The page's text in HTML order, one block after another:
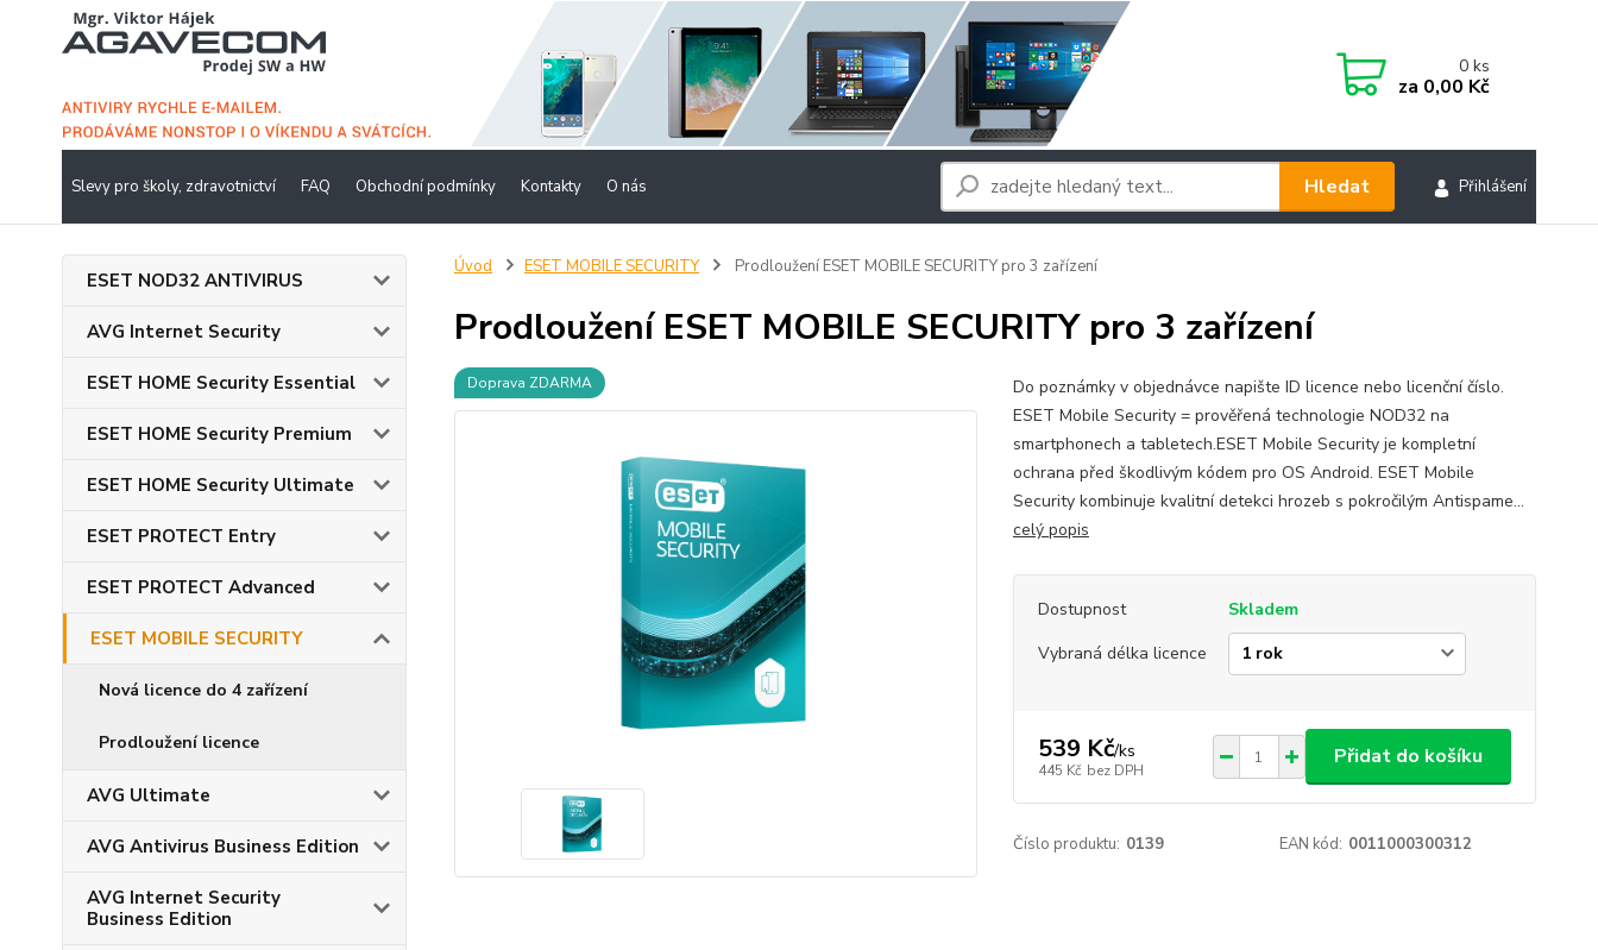
Slevy pro školy, zdravotnictví FAQ Obchodní podmínky Kontakty O nás Přihlášení
Hledat
0ks
za 0,00 Kč
ESET NOD32 ANTIVIRUS
AVG Internet Security
ESET HOME Security Essential
ESET HOME Security Premium
ESET HOME Security Ultimate
ESET PROTECT Entry
ESET PROTECT Advanced
ESET MOBILE SECURITY
Nová licence do 4 zařízení
Prodloužení licence
AVG Ultimate
AVG Antivirus Business Edition
AVG Internet Security
Business Edition
Úvod ESET MOBILE SECURITY Prodloužení ESET MOBILE SECURITY pro 3 zařízení
Prodloužení ESET MOBILE SECURITY pro 3 zařízení
Doprava ZDARMA
Do poznámky v objednávce napište ID licence nebo licenční číslo.
ESET Mobile Security = prověřená technologie NOD32 na
smartphonech a tabletech.ESET Mobile Security je kompletní
ochrana před škodlivým kódem pro OS Android. ESET Mobile
Security kombinuje kvalitní detekci hrozeb s pokročilým Antispame...
celý popis
Dostupnost
Skladem
Vybraná délka licence
539 Kč/ks
445 Kč bez DPH
Přidat do košíku
Číslo produktu: 0139 EAN kód: 0011000300312